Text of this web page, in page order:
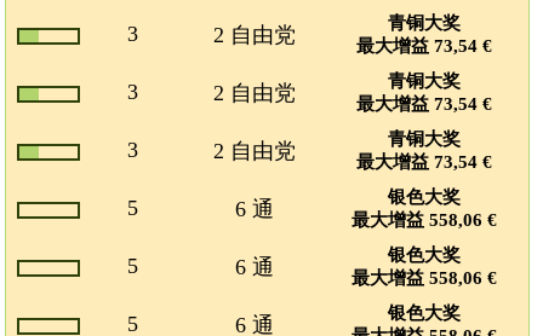
3 2 自由党
青铜大奖
最大增益 73,54 €
3 2 自由党
青铜大奖
最大增益 73,54 €
3 2 自由党
青铜大奖
最大增益 73,54 €
5 6 通
银色大奖
最大增益 558,06 €
5 6 通
银色大奖
最大增益 558,06 €
5 6 通
银色大奖